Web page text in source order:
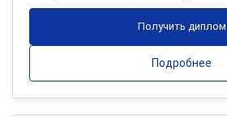
Получить диплом
Подробнее